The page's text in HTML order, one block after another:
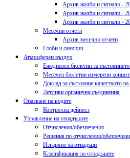
Архив жалби и сигнали -
Архив жалби и сигнали -
Архив жалби и сигнали -
Месечни отчети
Архив месечни отчети
Глоби и санкции
Атмосферен въздух
Ежедневен бюлетин за
Месечен бюлетин измерени
Доклад за състояние качеството
Летливи органични съединения
Опазване на водите
Контролна дейност
Управление на отпадъците
Отчисления/обезпечения
Решения по отчисления/
Изгаряне на отпадъци
Класификация на отпадъците